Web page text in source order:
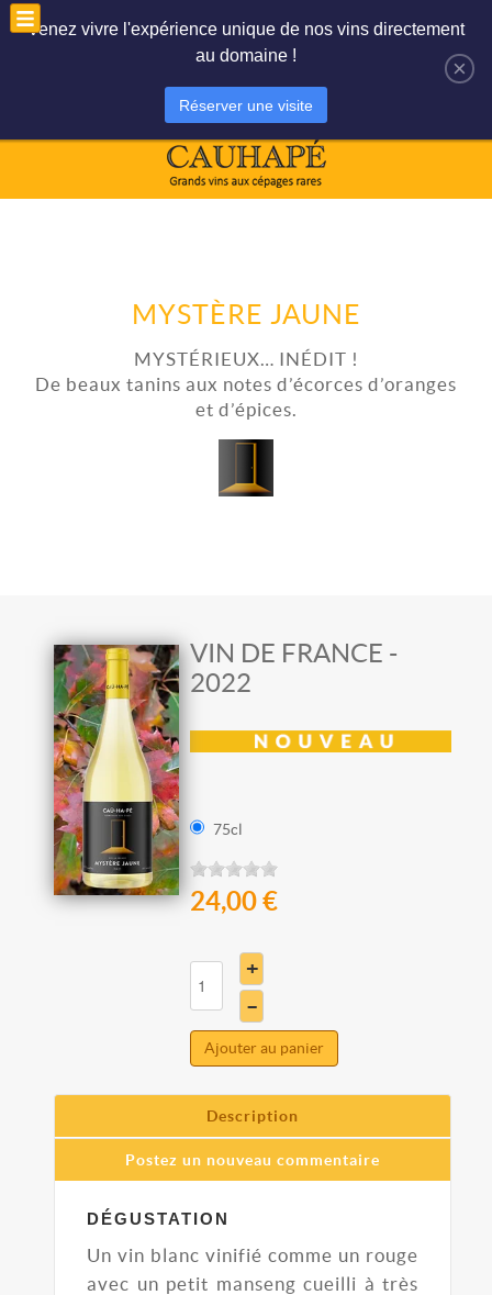
MYSTÈRE JAUNE
MYSTÉRIEUX… INÉDIT !
De beaux tanins aux notes d’écorces d’oranges
et d’épices.
VIN DE FRANCE -
2022
75cl
24,00 €
+
–
Ajouter au panier
Description
Postez un nouveau commentaire
DÉGUSTATION
Un vin blanc vinifié comme un rouge
avec un petit manseng cueilli à très
×
Venez vivre l'expérience unique de nos vins directement
au domaine !
Réserver une visite